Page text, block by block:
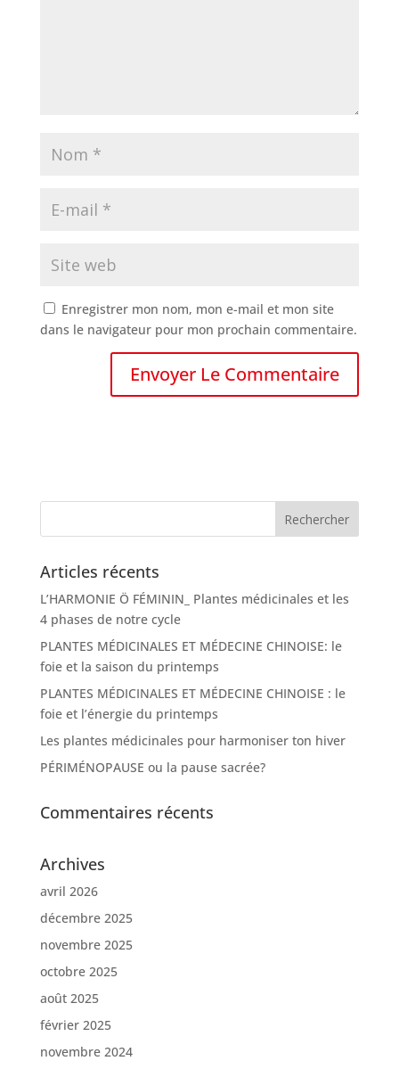
Enregistrer mon nom, mon e-mail et mon site
dans le navigateur pour mon prochain commentaire.
Articles récents
L’HARMONIE Ö FÉMININ_ Plantes médicinales et les
4 phases de notre cycle
PLANTES MÉDICINALES ET MÉDECINE CHINOISE: le
foie et la saison du printemps
PLANTES MÉDICINALES ET MÉDECINE CHINOISE : le
foie et l’énergie du printemps
Les plantes médicinales pour harmoniser ton hiver
PÉRIMÉNOPAUSE ou la pause sacrée?
Commentaires récents
Archives
avril 2026
décembre 2025
novembre 2025
octobre 2025
août 2025
février 2025
novembre 2024